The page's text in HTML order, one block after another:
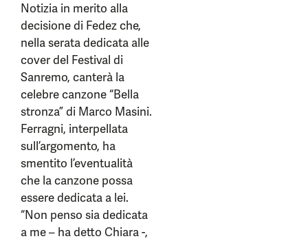
Notizia in merito alla
decisione di Fedez che,
nella serata dedicata alle
cover del Festival di
Sanremo, canterà la
celebre canzone “Bella
stronza” di Marco Masini.
Ferragni, interpellata
sull’argomento, ha
smentito l’eventualità
che la canzone possa
essere dedicata a lei.
“Non penso sia dedicata
a me – ha detto Chiara -,